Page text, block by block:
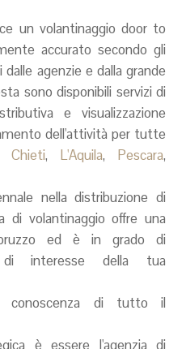
un volantinaggio door to
accurato secondo gli
agenzie e dalla grande
sono disponibili servizi di
e visualizzazione
dell'attività per tutte
Chieti, L'Aquila, Pescara,
nella distribuzione di
di volantinaggio offre una
ed è in grado di
interesse della tua
conoscenza di tutto il
è essere l'agenzia di